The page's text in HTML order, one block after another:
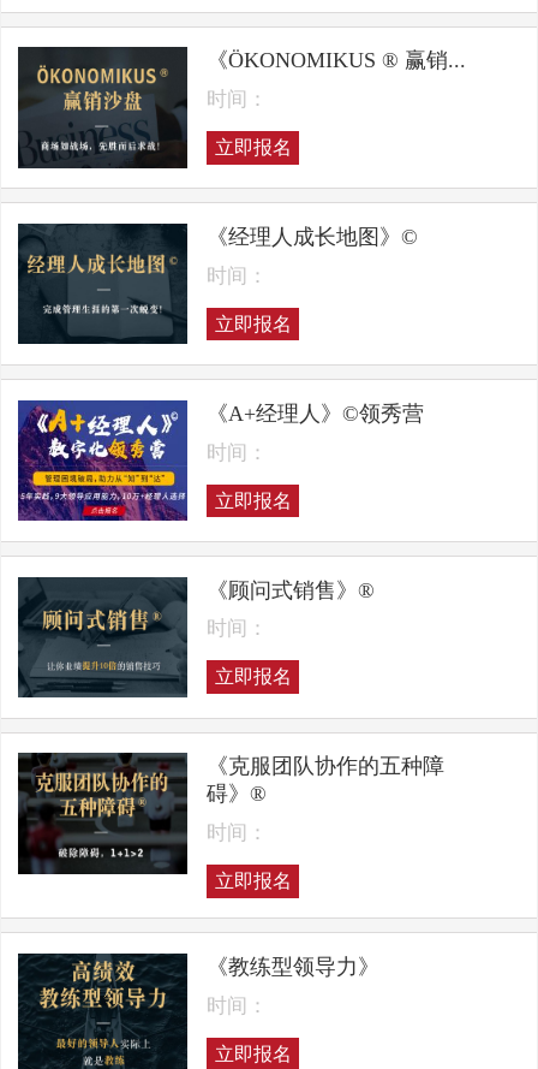
《ÖKONOMIKUS ® 赢销...
时间：
立即报名
《经理人成长地图》©
时间：
立即报名
《A+经理人》©领秀营
时间：
立即报名
《顾问式销售》®
时间：
立即报名
《克服团队协作的五种障
碍》®
时间：
立即报名
《教练型领导力》
时间：
立即报名